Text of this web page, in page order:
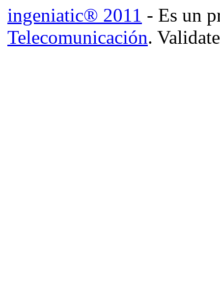
ingeniatic® 2011 - Es un
Telecomunicación.